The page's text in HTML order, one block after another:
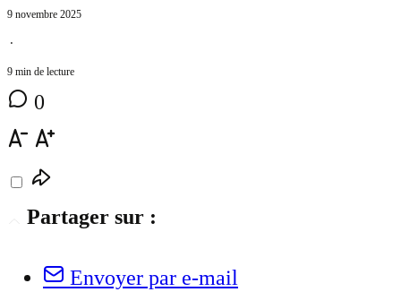
9 novembre 2025
⋅
9 min de lecture
0
Partager sur :
Envoyer par e-mail